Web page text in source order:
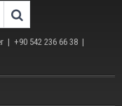
| +90 542 236 66 38 |